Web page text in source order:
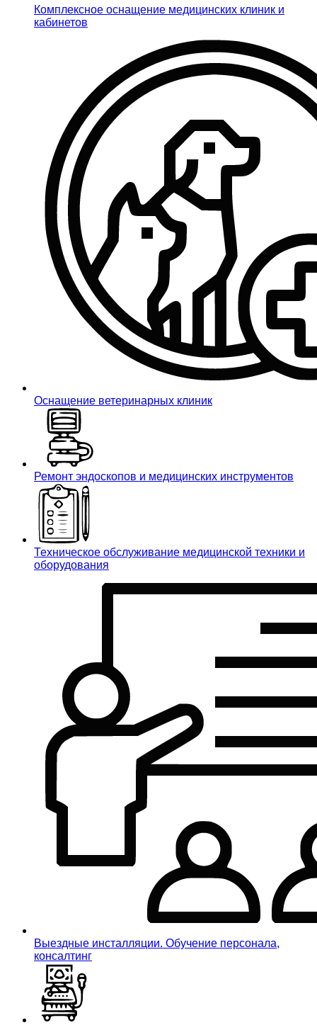
Комплексное оснащение медицинских клиник и
кабинетов
Оснащение ветеринарных клиник
Ремонт эндоскопов и медицинских инструментов
Техническое обслуживание медицинской техники и
оборудования
Выездные инсталляции. Обучение персонала,
консалтинг